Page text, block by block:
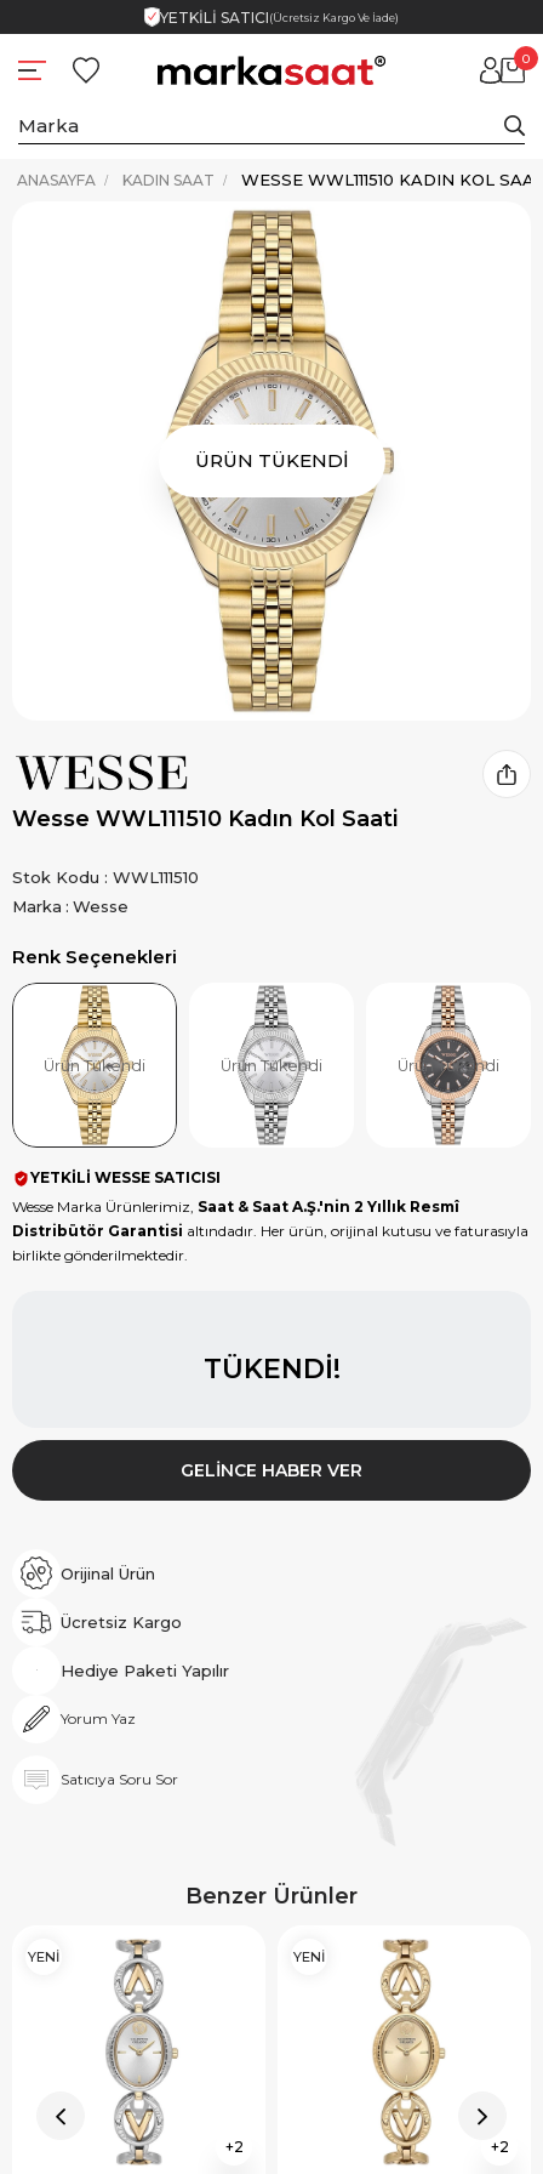
YETKİLİ SATICI(Ücretsiz Kargo Ve İade)
0
ANASAYFA KADIN SAAT WESSE WWL111510 KADIN KOL
ÜRÜN TÜKENDİ
Wesse WWL111510 Kadın Kol Saati
Stok Kodu
WWL111510
Marka : Wesse
Renk Seçenekleri
Ürün Tükendi Ürün Tükendi Ürün Tükendi
YETKİLİ WESSE SATICISI
Wesse Marka Ürünlerimiz, Saat & Saat A.Ş.'nin 2 Yıllık Resmî
Distribütör Garantisi altındadır. Her ürün, orijinal kutusu ve faturasıyla
birlikte gönderilmektedir.
TÜKENDI!
GELINCE HABER VER
Orijinal Ürün
Ücretsiz Kargo
Hediye Paketi Yapılır
Yorum Yaz
Satıcıya Soru Sor
Benzer Ürünler
2
YENİ
2
YENİ